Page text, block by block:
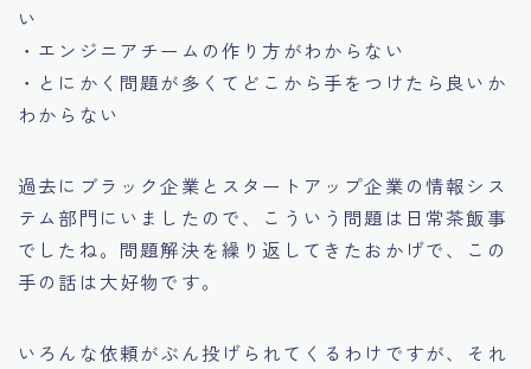
い
・エンジニアチームの作り方がわからない
・とにかく問題が多くてどこから手をつけたら良いか
わからない
過去にブラック企業とスタートアップ企業の情報シス
テム部門にいましたので、こういう問題は日常茶飯事
でしたね。問題解決を繰り返してきたおかげで、この
手の話は大好物です。
いろんな依頼がぶん投げられてくるわけですが、それ